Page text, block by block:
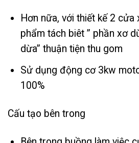
Hơn nữa, với thiết kế 2 cửa
phẩm tách biêt ” phần xơ
dừa” thuận tiện thu gom
Sử dụng động cơ 3kw
100%
Cấu tạo bên trong